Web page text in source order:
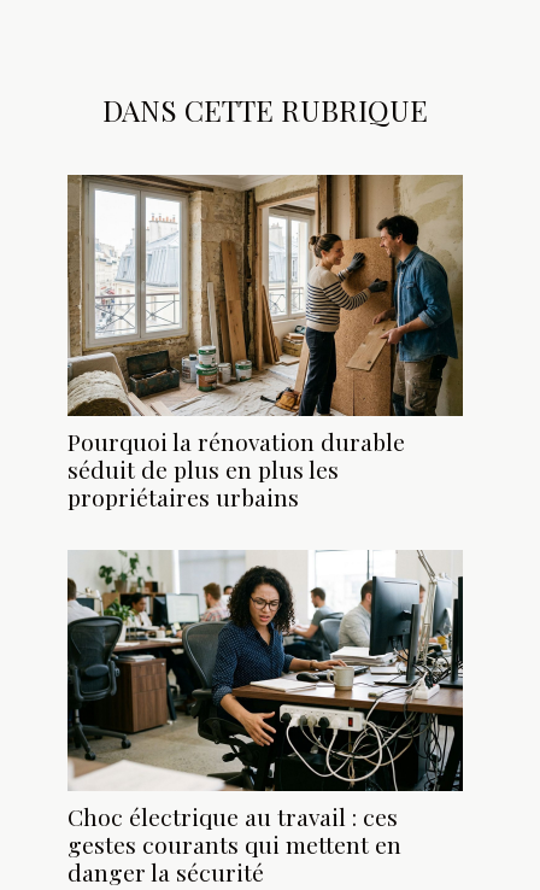
DANS CETTE RUBRIQUE
Pourquoi la rénovation durable
séduit de plus en plus les
propriétaires urbains
Choc électrique au travail : ces
gestes courants qui mettent en
danger la sécurité